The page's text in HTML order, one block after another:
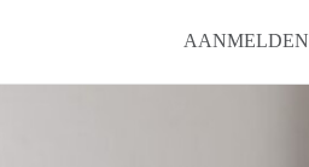
AANMELDEN